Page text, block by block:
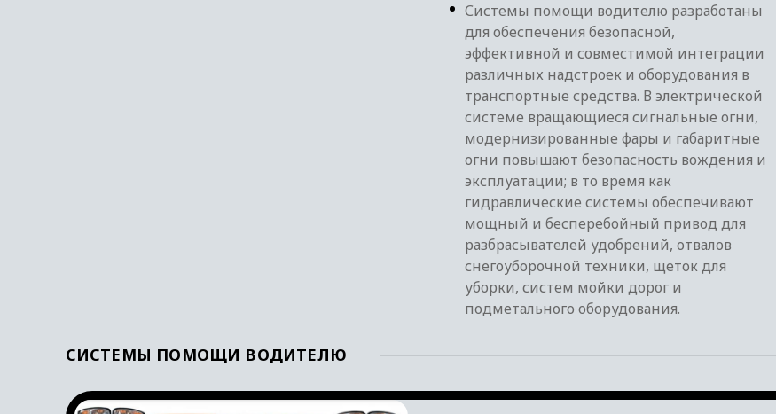
Системы помощи водителю разработаны
для обеспечения безопасной,
эффективной и совместимой интеграции
различных надстроек и оборудования в
транспортные средства. В электрической
системе вращающиеся сигнальные огни,
модернизированные фары и габаритные
огни повышают безопасность вождения и
эксплуатации; в то время как
гидравлические системы обеспечивают
мощный и бесперебойный привод для
разбрасывателей удобрений, отвалов
снегоуборочной техники, щеток для
уборки, систем мойки дорог и
подметального оборудования.
СИСТЕМЫ ПОМОЩИ ВОДИТЕЛЮ